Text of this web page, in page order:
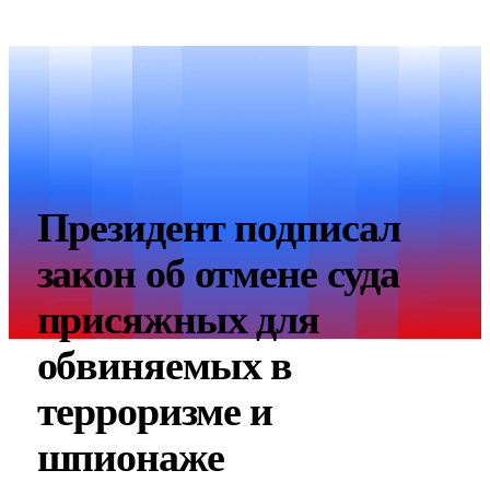
Президент подписал
закон об отмене суда
присяжных для
обвиняемых в
терроризме и
шпионаже